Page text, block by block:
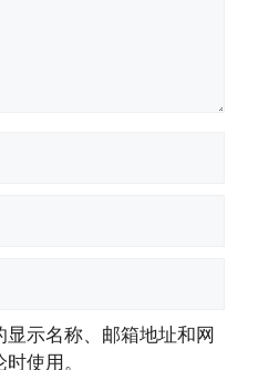
示名称、邮箱地址和网
使用。